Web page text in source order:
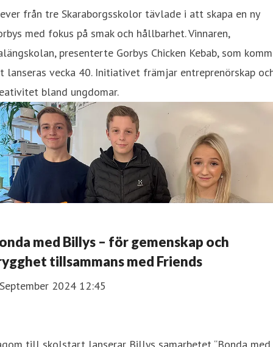
från tre Skaraborgsskolor tävlade i att skapa en ny
med fokus på smak och hållbarhet. Vinnaren,
presenterte Gorbys Chicken Kebab, som
lanseras vecka 40. Initiativet främjar entreprenörskap
bland ungdomar.
med Billys – för gemenskap och
tillsammans med Friends
2024 12:45